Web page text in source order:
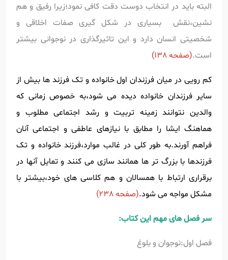
البته باید در انتخاب دوست دقت کافی نمود؛زیرا رفیق و هم
نشین،نقش بسیاری در شکل گیری صفات اخلاقی و
شخصیتی انسان دارد و این تاثیرگذاری در نوجوانی بیشتر
است.(صفحه 138)
کم رویی در میان فرزندان اول خانواده و تک فرزند ها بیش از
سایر فرزندان خانواده دیده می شود،به خصوص زمانی که
والدین نتوانند زمینه تربیت و رشد اجتماعی مطلوب و
هماهنگ ایشا را مطابق با نیازهای عاطفی و اجتماعی آنان
فراهم آورند.به طور کلی در غالب موارد،فرزند خانواده و تک
فرزندها با بزرگ تر ها همانند سازی می کنند و تمایل آنها در
برقراری ارتباط با همسالان و هم کلاسی های خود،بیشتر با
مشکل مواجه می شود.(صفحه 238)
سر فصل های مهم این کتاب:
فصل اول:نوجوان و بلوغ